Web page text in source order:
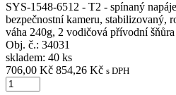
SYS-1548-6512 - T2 - spínaný
bezpečnostní kameru, stabilizovaný,
váha 240g, 2 vodičová přívodní
Obj. č.: 34031
skladem: 40 ks
706,00 Kč 854,26 Kč s DPH